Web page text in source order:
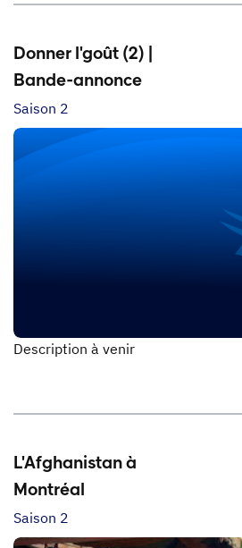
Donner l'goût (2) |
Bande-annonce
Saison 2
Description à venir
L'Afghanistan à
Montréal
Saison 2